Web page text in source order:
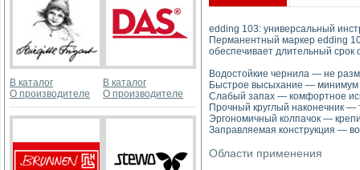
В каталог
О производителе
В каталог
О производителе
edding 103: универсальный
Перманентный маркер edding
обеспечивает длительный срок
Водостойкие чернила — не
Быстрое высыхание — минимум
Слабый запах — комфортное
Прочный круглый наконечник
Эргономичный колпачок —
Заправляемая конструкция —
Области применения